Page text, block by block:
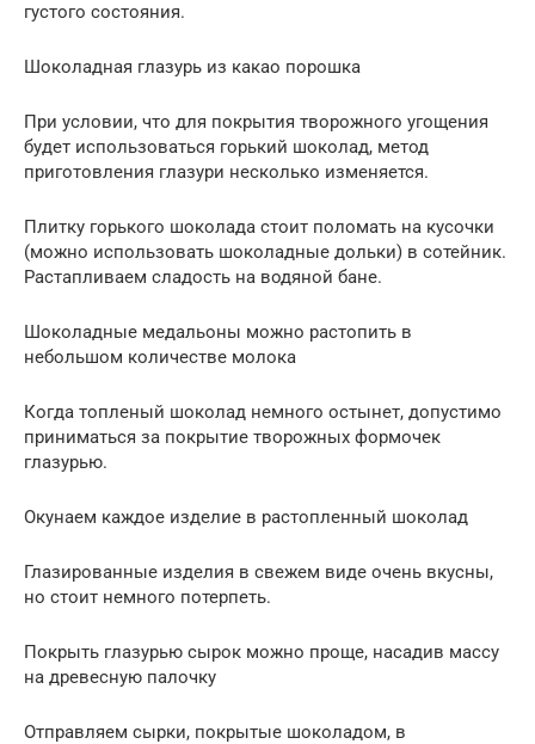
густого состояния.
Шоколадная глазурь из какао порошка
При условии, что для покрытия творожного угощения
будет использоваться горький шоколад, метод
приготовления глазури несколько изменяется.
Плитку горького шоколада стоит поломать на кусочки
(можно использовать шоколадные дольки) в сотейник.
Растапливаем сладость на водяной бане.
Шоколадные медальоны можно растопить в
небольшом количестве молока
Когда топленый шоколад немного остынет, допустимо
приниматься за покрытие творожных формочек
глазурью.
Окунаем каждое изделие в растопленный шоколад
Глазированные изделия в свежем виде очень вкусны,
но стоит немного потерпеть.
Покрыть глазурью сырок можно проще, насадив массу
на древесную палочку
Отправляем сырки, покрытые шоколадом, в